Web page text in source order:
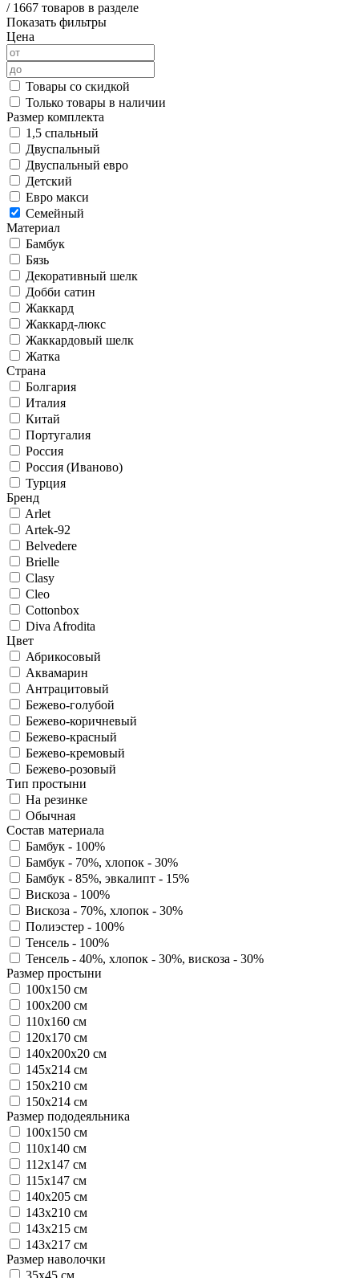
/ 1667 товаров в разделе
Показать фильтры
Цена
Товары со скидкой
Только товары в наличии
Размер комплекта
1,5 спальный
Двуспальный
Двуспальный евро
Детский
Евро макси
Семейный
Материал
Бамбук
Бязь
Декоративный шелк
Добби сатин
Жаккард
Жаккард-люкс
Жаккардовый шелк
Жатка
Страна
Болгария
Италия
Китай
Португалия
Россия
Россия (Иваново)
Турция
Бренд
Arlet
Artek-92
Belvedere
Brielle
Clasy
Cleo
Cottonbox
Diva Afrodita
Цвет
Абрикосовый
Аквамарин
Антрацитовый
Бежево-голубой
Бежево-коричневый
Бежево-красный
Бежево-кремовый
Бежево-розовый
Тип простыни
На резинке
Обычная
Состав материала
Бамбук - 100%
Бамбук - 70%, хлопок - 30%
Бамбук - 85%, эвкалипт - 15%
Вискоза - 100%
Вискоза - 70%, хлопок - 30%
Полиэстер - 100%
Тенсель - 100%
Тенсель - 40%, хлопок - 30%, вискоза - 30%
Размер простыни
100х150 см
100х200 см
110х160 см
120х170 см
140х200х20 см
145х214 см
150х210 см
150х214 см
Размер пододеяльника
100х150 см
110х140 см
112х147 см
115х147 см
140х205 см
143х210 см
143х215 см
143х217 см
Размер наволочки